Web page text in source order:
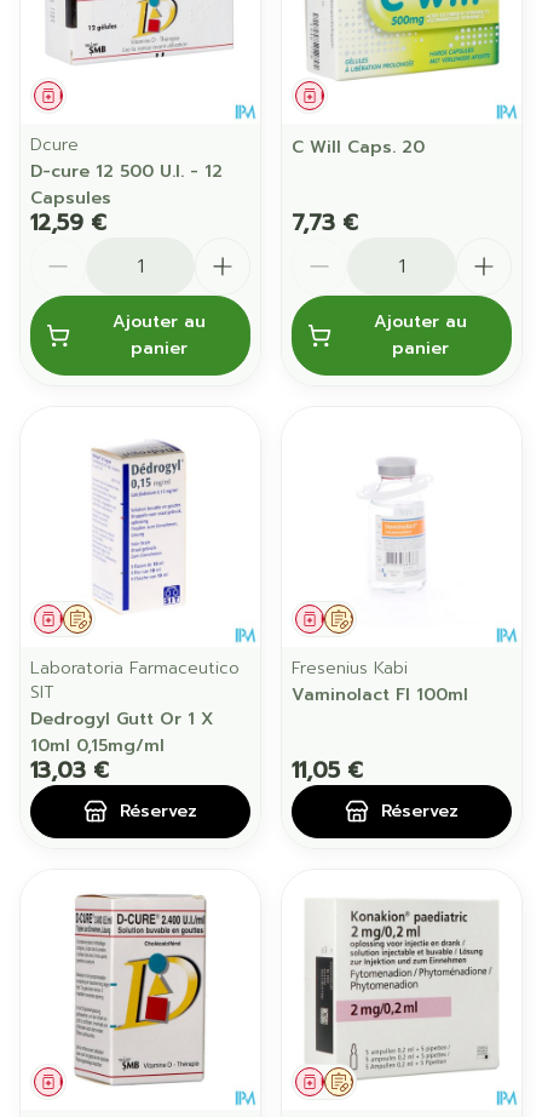
Médicament
Dcure
D-cure 12 500 U.I. - 12
Capsules
12,59 €
Ajouter au
panier
Médicament
C Will Caps. 20
7,73 €
Ajouter au
panier
Sur prescription
Médicament
Laboratoria Farmaceutico
SIT
Dedrogyl Gutt Or 1 X
10ml 0,15mg/ml
13,03 €
Réservez
Sur prescription
Médicament
Fresenius Kabi
Vaminolact Fl 100ml
11,05 €
Réservez
Médicament Sur prescription
Médicament